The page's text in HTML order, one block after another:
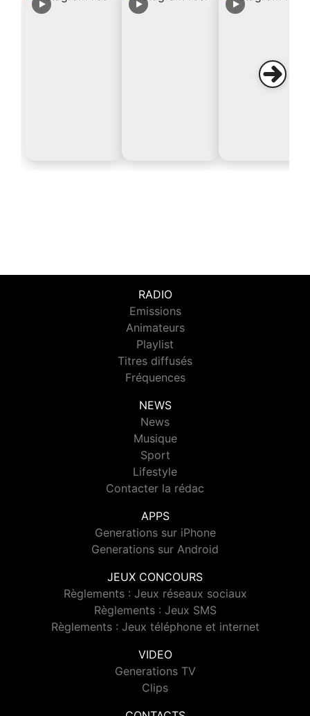
RADIO
Emissions
Animateurs
Playlist
Titres diffusés
Fréquences
NEWS
News
Musique
Sport
Lifestyle
Contacter la rédac
APPS
Generations sur iPhone
Generations sur Android
JEUX CONCOURS
Règlements : Jeux réseaux sociaux
Règlements : Jeux SMS
Règlements : Jeux téléphone et internet
VIDEO
Generations TV
Clips